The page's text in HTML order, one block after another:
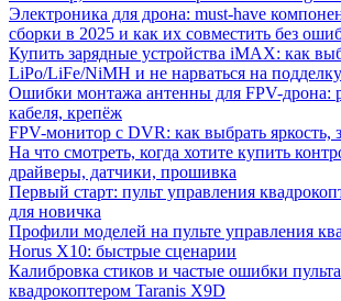
Электроника для дрона: must-have
сборки в 2025 и как их совместить без
Купить зарядные устройства iMAX: как
LiPo/LiFe/NiMH и не нарваться на подделку
Ошибки монтажа антенны для FPV-дрона:
кабеля, крепёж
FPV-монитор с DVR: как выбрать яркость,
На что смотреть, когда хотите купить
драйверы, датчики, прошивка
Первый старт: пульт управления
для новичка
Профили моделей на пульте управления
Horus X10: быстрые сценарии
Калибровка стиков и частые ошибки
квадрокоптером Taranis X9D